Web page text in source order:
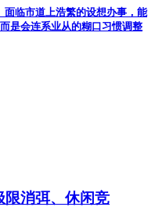
临市道上浩繁的设想办事，能
是会连系业从的糊口习惯调整
限消弭、休闲竞